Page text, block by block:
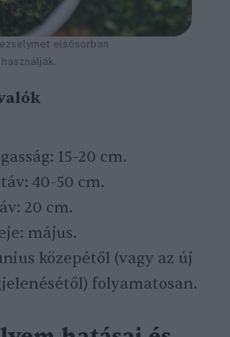
elsősorban
15–20 cm.
40-50 cm.
20 cm.
május.
közepétől (vagy az új
folyamatosan.